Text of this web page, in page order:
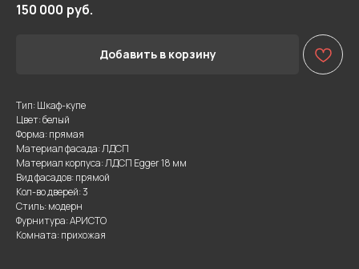
150 000 руб.
Добавить в корзину
Тип: Шкаф-купе
Цвет: белый
Форма: прямая
Материал фасада: ЛДСП
Материал корпуса: ЛДСП Egger 18 мм
Вид фасадов: прямой
Кол-во дверей: 3
Стиль: модерн
Фурнитура: АРИСТО
Комната: прихожая